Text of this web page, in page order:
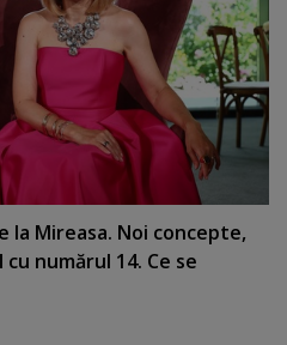
la Mireasa. Noi concepte,
numărul 14. Ce se